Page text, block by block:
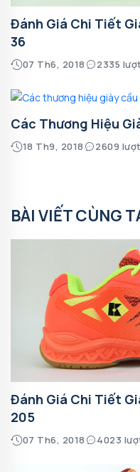
Đánh Giá Chi Tiết
36
07 Th6, 2018 2335
Các Thương Hiệu
18 Th9, 2018 2609
BÀI VIẾT CÙNG
Đánh Giá Chi Tiết
205
07 Th6, 2018 4023